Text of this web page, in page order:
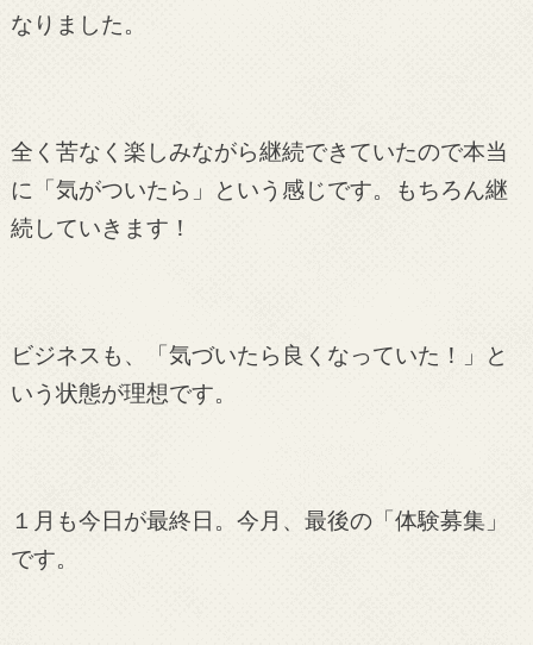
なりました。
全く苦なく楽しみながら継続できていたので本当
に「気がついたら」という感じです。もちろん継
続していきます！
ビジネスも、「気づいたら良くなっていた！」と
いう状態が理想です。
１月も今日が最終日。今月、最後の「体験募集」
です。